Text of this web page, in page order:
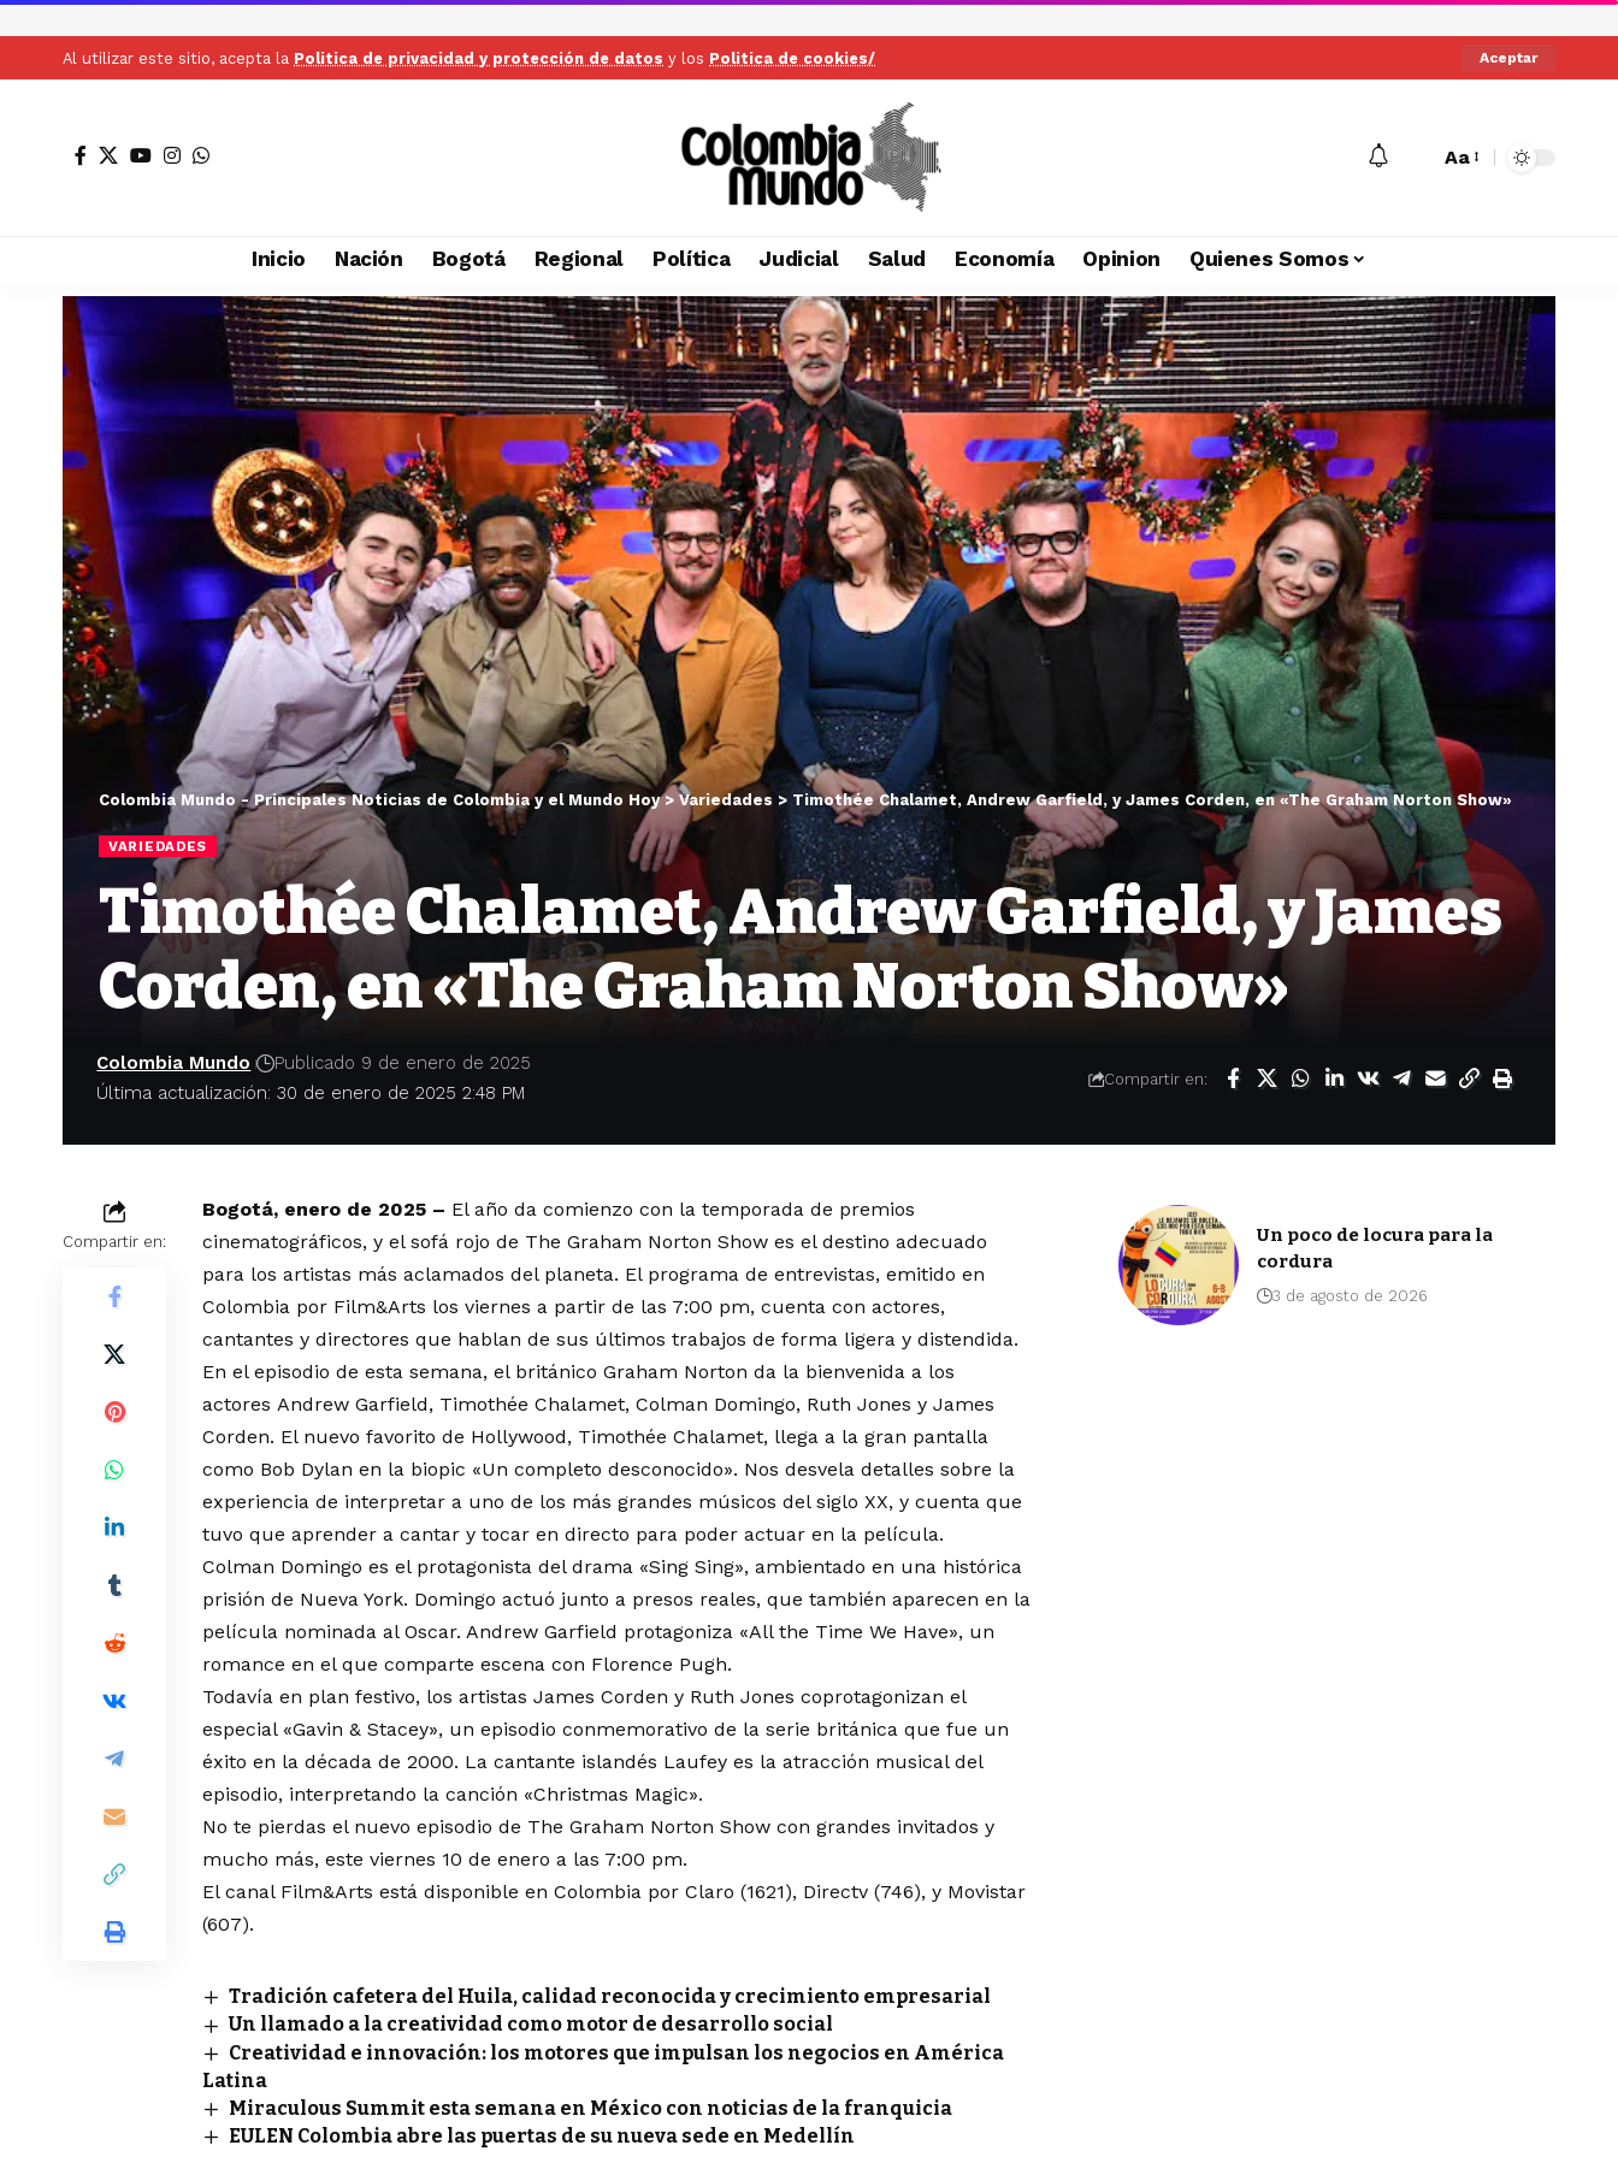
Al utilizar este sitio, acepta la Politica de privacidad y protección de datos y los Politica de cookies/ Aceptar
Aa
Inicio Nación Bogotá Regional Política Judicial Salud Economía Opinion Quienes Somos
Colombia Mundo - Principales Noticias de Colombia y el Mundo Hoy> Variedades > Timothée Chalamet, Andrew Garfield, y James Corden, en «The Graham Norton Show»
VARIEDADES
Timothée Chalamet, Andrew Garfield, y James
Corden, en «The Graham Norton Show»
Última actualización: 30 de enero de 2025 2:48 PM
Colombia Mundo Publicado 9 de enero de 2025
Compartir en:
Compartir en:
Bogotá, enero de 2025 – El año da comienzo con la temporada de premios
cinematográficos, y el sofá rojo de The Graham Norton Show es el destino adecuado
para los artistas más aclamados del planeta. El programa de entrevistas, emitido en
Colombia por Film&Arts los viernes a partir de las 7:00 pm, cuenta con actores,
cantantes y directores que hablan de sus últimos trabajos de forma ligera y distendida.
En el episodio de esta semana, el británico Graham Norton da la bienvenida a los
actores Andrew Garfield, Timothée Chalamet, Colman Domingo, Ruth Jones y James
Corden. El nuevo favorito de Hollywood, Timothée Chalamet, llega a la gran pantalla
como Bob Dylan en la biopic «Un completo desconocido». Nos desvela detalles sobre la
experiencia de interpretar a uno de los más grandes músicos del siglo XX, y cuenta que
tuvo que aprender a cantar y tocar en directo para poder actuar en la película.
Colman Domingo es el protagonista del drama «Sing Sing», ambientado en una histórica
prisión de Nueva York. Domingo actuó junto a presos reales, que también aparecen en la
película nominada al Oscar. Andrew Garfield protagoniza «All the Time We Have», un
romance en el que comparte escena con Florence Pugh.
Todavía en plan festivo, los artistas James Corden y Ruth Jones coprotagonizan el
especial «Gavin & Stacey», un episodio conmemorativo de la serie británica que fue un
éxito en la década de 2000. La cantante islandés Laufey es la atracción musical del
episodio, interpretando la canción «Christmas Magic».
No te pierdas el nuevo episodio de The Graham Norton Show con grandes invitados y
mucho más, este viernes 10 de enero a las 7:00 pm.
El canal Film&Arts está disponible en Colombia por Claro (1621), Directv (746), y Movistar
(607).
Tradición cafetera del Huila, calidad reconocida y crecimiento empresarial
Un llamado a la creatividad como motor de desarrollo social
Creatividad e innovación: los motores que impulsan los negocios en América
Latina
Miraculous Summit esta semana en México con noticias de la franquicia
EULEN Colombia abre las puertas de su nueva sede en Medellín
Un poco de locura para la
cordura
3 de agosto de 2026